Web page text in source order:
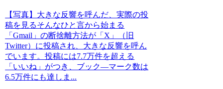
【写真】大きな反響を呼んだ、実際の投
稿を見るそんなひと言から始まる
「Gmail」の断捨離方法が「X」（旧
Twitter）に投稿され、大きな反響を呼ん
でいます。投稿には7.7万件を超える
「いいね」がつき、ブック―マーク数は
6.5万件にも達しま...